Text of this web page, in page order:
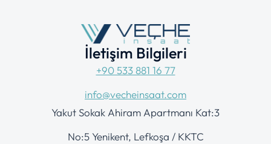
İletişim Bilgileri
+90 533 881 16 77
info@vecheinsaat.com
Yakut Sokak Ahiram Apartmanı Kat:3
No:5 Yenikent, Lefkoşa / KKTC